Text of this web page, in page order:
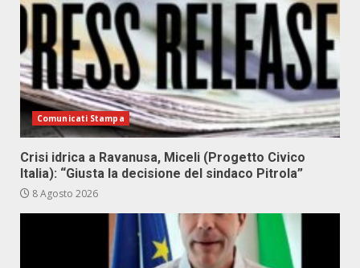
Comunicati Stampa
Crisi idrica a Ravanusa, Miceli (Progetto Civico
Italia): “Giusta la decisione del sindaco Pitrola”
8 Agosto 2026